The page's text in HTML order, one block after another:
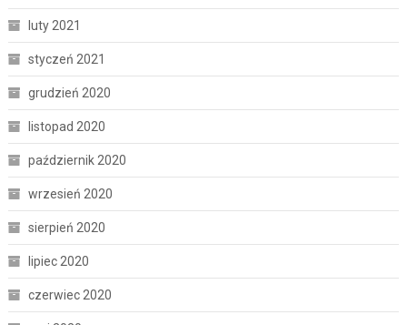
luty 2021
styczeń 2021
grudzień 2020
listopad 2020
październik 2020
wrzesień 2020
sierpień 2020
lipiec 2020
czerwiec 2020